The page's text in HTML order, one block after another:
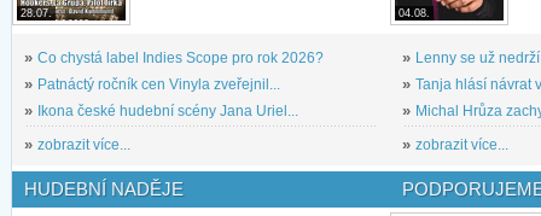
28.07.
» Co chystá label Indies Scope pro rok 2026?
» Patnáctý ročník cen Vinyla zveřejnil...
» Ikona české hudební scény Jana Uriel...
» zobrazit více...
04.08.
» Lenny se už
» Tanja hlásí návrat
» Michal Hrůza
» zobrazit více...
HUDEBNÍ NADĚJE